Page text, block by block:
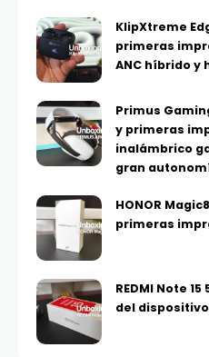
KlipXtreme
primeras
ANC híbrido y
Primus
y primeras
inalámbrico
gran
HONOR
primeras
REDMI Note
del dispositivo